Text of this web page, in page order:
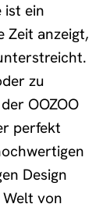
ist ein
Zeit anzeigt,
zu
OOZOO
perfekt
Design
von